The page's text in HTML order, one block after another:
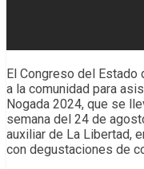
El Congreso del
a la comunidad para
Nogada 2024, que se
semana del 24 de
auxiliar de La Libertad,
con degustaciones de